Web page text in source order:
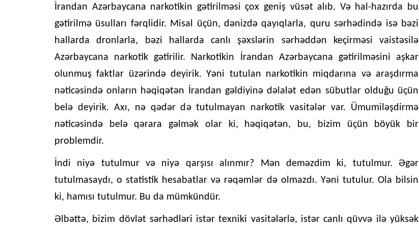
İrandan Azərbaycana narkotikin gətirilməsi çox geniş vüsət alıb. Və hal-hazırda bu
gətirilmə üsulları fərqlidir. Misal üçün, dənizdə qayıqlarla, quru sərhədində isə bəzi
hallarda dronlarla, bəzi hallarda canlı şəxslərin sərhəddən keçirməsi vaistəsilə
Azərbaycana narkotik gətirilir. Narkotikin İrandan Azərbaycana gətirilməsini aşkar
olunmuş faktlar üzərində deyirik. Yəni tutulan narkotikin miqdarına və araşdırma
nəticəsində onların həqiqətən İrandan gəldiyinə dəlalət edən sübutlar olduğu üçün
belə deyirik. Axı, nə qədər də tutulmayan narkotik vasitələr var. Ümumiləşdirmə
nəticəsində belə qərara gəlmək olar ki, həqiqətən, bu, bizim üçün böyük bir
problemdir.
İndi niyə tutulmur və niyə qarşısı alınmır? Mən deməzdim ki, tutulmur. Əgər
tutulmasaydı, o statistik hesabatlar və rəqəmlər də olmazdı. Yəni tutulur. Ola bilsin
ki, hamısı tutulmur. Bu da mümkündür.
Əlbəttə, bizim dövlət sərhədləri istər texniki vasitələrlə, istər canlı qüvvə ilə yüksək